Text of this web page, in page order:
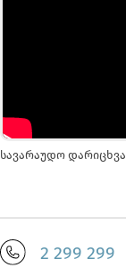
სავარაუდო დარიცხვა
2 299 299